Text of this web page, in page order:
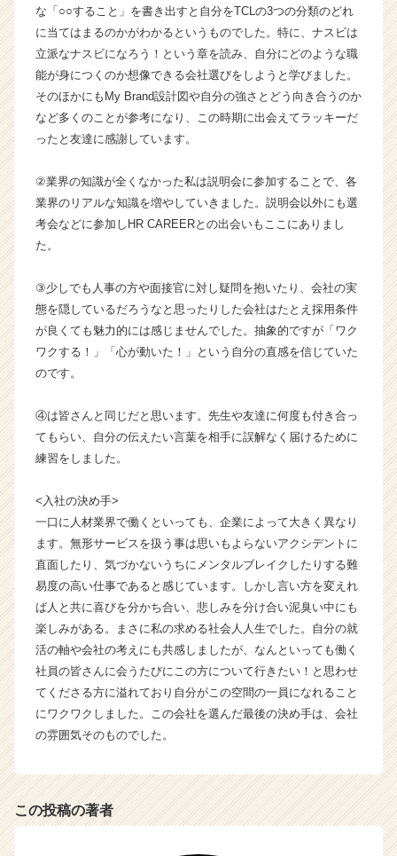
ベ
ン
ャ
ー・
成
長
企
か
ら
ス
カ
が
届
く
就
活
ト
チ
ア
（C
h
e
e
r
r
e
e
r）
な「○○すること」を書き出すと自分をTCLの3つの分類のどれ
に当てはまるのかがわかるというものでした。特に、ナスビは
立派なナスビになろう！という章を読み、自分にどのような職
能が身につくのか想像できる会社選びをしようと学びました。
そのほかにもMy Brand設計図や自分の強さとどう向き合うのか
など多くのことが参考になり、この時期に出会えてラッキーだ
ったと友達に感謝しています。
②業界の知識が全くなかった私は説明会に参加することで、各
業界のリアルな知識を増やしていきました。説明会以外にも選
考会などに参加しHR CAREERとの出会いもここにありまし
た。
③少しでも人事の方や面接官に対し疑問を抱いたり、会社の実
態を隠しているだろうなと思ったりした会社はたとえ採用条件
が良くても魅力的には感じませんでした。抽象的ですが「ワク
ワクする！」「心が動いた！」という自分の直感を信じていた
のです。
④は皆さんと同じだと思います。先生や友達に何度も付き合っ
てもらい、自分の伝えたい言葉を相手に誤解なく届けるために
練習をしました。
<入社の決め手>
一口に人材業界で働くといっても、企業によって大きく異なり
ます。無形サービスを扱う事は思いもよらないアクシデントに
直面したり、気づかないうちにメンタルブレイクしたりする難
易度の高い仕事であると感じています。しかし言い方を変えれ
ば人と共に喜びを分かち合い、悲しみを分け合い泥臭い中にも
楽しみがある。まさに私の求める社会人人生でした。自分の就
活の軸や会社の考えにも共感しましたが、なんといっても働く
社員の皆さんに会うたびにこの方について行きたい！と思わせ
てくださる方に溢れており自分がこの空間の一員になれること
にワクワクしました。この会社を選んだ最後の決め手は、会社
の雰囲気そのものでした。
この投稿の著者